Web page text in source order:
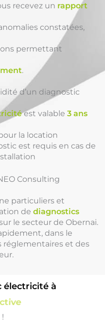
recevez un rapport
constatées,
permettant
.
d’un diagnostic
est valable3 ans
la location
est requis en cas de
Consulting
particuliers et
de diagnostics
le secteur de Obernai.
dans le
réglementaires et des
électricité à